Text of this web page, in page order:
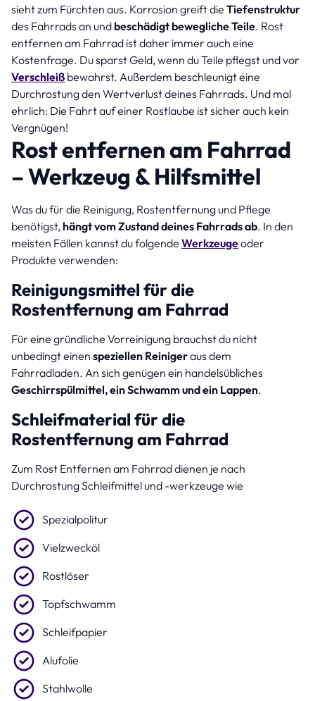
sieht zum Fürchten aus. Korrosion greift die Tiefenstruktur
des Fahrrads an und beschädigt bewegliche Teile. Rost
entfernen am Fahrrad ist daher immer auch eine
Kostenfrage. Du sparst Geld, wenn du Teile pflegst und vor
Verschleiß bewahrst. Außerdem beschleunigt eine
Durchrostung den Wertverlust deines Fahrrads. Und mal
ehrlich: Die Fahrt auf einer Rostlaube ist sicher auch kein
Vergnügen!
Rost entfernen am Fahrrad
– Werkzeug & Hilfsmittel
Was du für die Reinigung, Rostentfernung und Pflege
benötigst, hängt vom Zustand deines Fahrrads ab. In den
meisten Fällen kannst du folgende Werkzeugeoder
Produkte verwenden:
Reinigungsmittel für die
Rostentfernung am Fahrrad
Für eine gründliche Vorreinigung brauchst du nicht
unbedingt einen speziellen Reinigeraus dem
Fahrradladen. An sich genügen ein handelsübliches
Geschirrspülmittel, ein Schwamm und ein Lappen.
Schleifmaterial für die
Rostentfernung am Fahrrad
Zum Rost Entfernen am Fahrrad dienen je nach
Durchrostung Schleifmittel und -werkzeuge wie
Spezialpolitur
Vielzwecköl
Rostlöser
Topfschwamm
Schleifpapier
Alufolie
Stahlwolle